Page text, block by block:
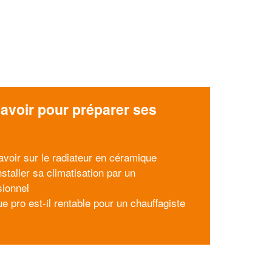
pour préparer ses
sur le radiateur en céramique
sa climatisation par un
pro est-il rentable pour un chauffagiste